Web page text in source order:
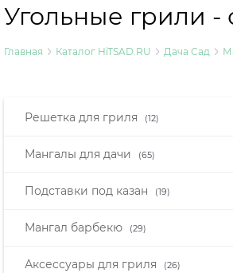
Угольные грили -
Главная Каталог HiTSAD.RU Дача Сад
Решетка для гриля (12)
Мангалы для дачи (65)
Подставки под казан (19)
Мангал барбекю (29)
Аксессуары для гриля (26)